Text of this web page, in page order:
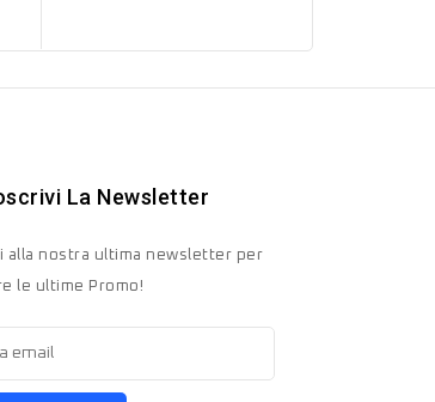
La Newsletter
alla nostra ultima newsletter per
le ultime Promo!